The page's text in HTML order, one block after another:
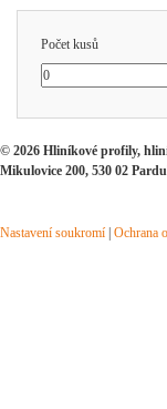
Počet kusů
© 2026 Hliníkové profily,
Mikulovice 200, 530 02
Nastavení soukromí Ochrana